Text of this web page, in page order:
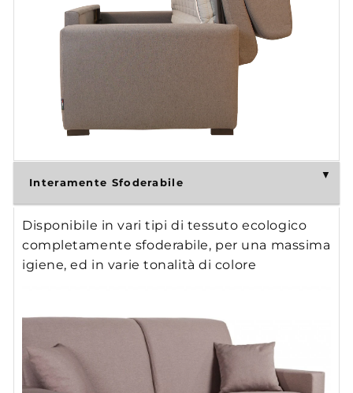
Interamente Sfoderabile
Disponibile in vari tipi di tessuto ecologico
completamente sfoderabile, per una massima
igiene, ed in varie tonalità di colore